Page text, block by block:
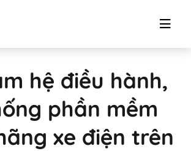
hệ điều hành,
phần mềm
xe điện trên